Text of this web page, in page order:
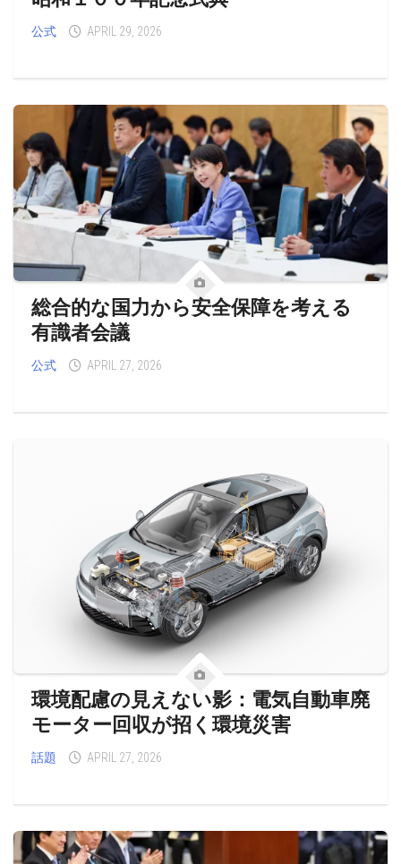
公式 APRIL 29, 2026
総合的な国力から安全保障を考える
有識者会議
公式 APRIL 27, 2026
環境配慮の見えない影：電気自動車廃
モーター回収が招く環境災害
話題 APRIL 27, 2026